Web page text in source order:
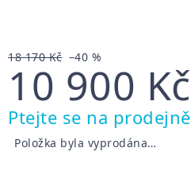
18 170 Kč –40 %
10 900 Kč
Měrná
cena:
Ptejte se na prodejně
Položka byla vyprodána…